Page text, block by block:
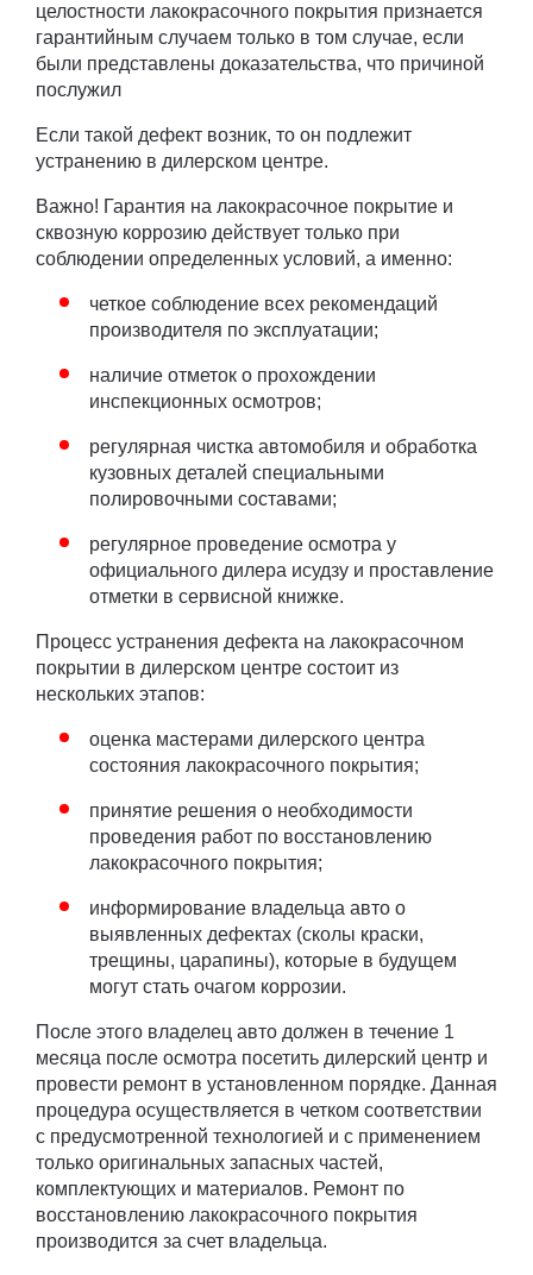
целостности лакокрасочного покрытия признается
гарантийным случаем только в том случае, если
были представлены доказательства, что причиной
послужил
Если такой дефект возник, то он подлежит
устранению в дилерском центре.
Важно! Гарантия на лакокрасочное покрытие и
сквозную коррозию действует только при
соблюдении определенных условий, а именно:
четкое соблюдение всех рекомендаций
производителя по эксплуатации;
наличие отметок о прохождении
инспекционных осмотров;
регулярная чистка автомобиля и обработка
кузовных деталей специальными
полировочными составами;
регулярное проведение осмотра у
официального дилера исудзу и проставление
отметки в сервисной книжке.
Процесс устранения дефекта на лакокрасочном
покрытии в дилерском центре состоит из
нескольких этапов:
оценка мастерами дилерского центра
состояния лакокрасочного покрытия;
принятие решения о необходимости
проведения работ по восстановлению
лакокрасочного покрытия;
информирование владельца авто о
выявленных дефектах (сколы краски,
трещины, царапины), которые в будущем
могут стать очагом коррозии.
После этого владелец авто должен в течение 1
месяца после осмотра посетить дилерский центр и
провести ремонт в установленном порядке. Данная
процедура осуществляется в четком соответствии
с предусмотренной технологией и с применением
только оригинальных запасных частей,
комплектующих и материалов. Ремонт по
восстановлению лакокрасочного покрытия
производится за счет владельца.